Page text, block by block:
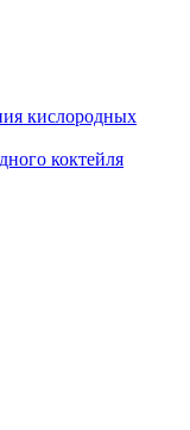
кислородных
коктейля